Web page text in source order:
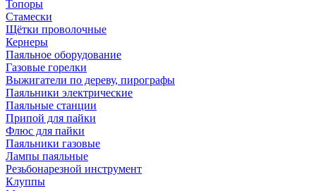
Топоры
Стамески
Щётки проволочные
Кернеры
Паяльное оборудование
Газовые горелки
Выжигатели по дереву, пирографы
Паяльники электрические
Паяльные станции
Припой для пайки
Флюс для пайки
Паяльники газовые
Лампы паяльные
Резьбонарезной инструмент
Клуппы